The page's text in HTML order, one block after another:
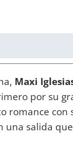
Maxi
por su
romance con
salida